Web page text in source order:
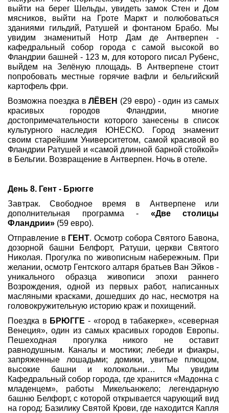
выйти на берег Шельды, увидеть замок Стен и Дом
мясников, выйти на Гроте Маркт и полюбоваться
зданиями гильдий, Ратушей и фонтаном Брабо. Мы
увидим знаменитый Нотр Дам де Антверпен -
кафедральный собор города с самой высокой во
Фландрии башней - 123 м, для которого писал Рубенс,
выйдем на Зелёную площадь. В Антверпене стоит
попробовать местные горячие вафли и бельгийский
картофель фри.
Возможна поездка вЛЁВЕН (29 евро) - один из самых
красивых городов Фландрии, многие
достопримечательности которого занесены в список
культурного наследия ЮНЕСКО. Город знаменит
своим старейшим Университетом, самой красивой во
Фландрии Ратушей и «самой длинной барной стойкой»
в Бельгии. Возвращение в Антверпен. Ночь в отеле.
День 8. Гент - Брюгге
Завтрак. Свободное время в Антверпене или
дополнительная программа - «Две столицы
Фландрии» (59 евро).
Отправление в ГЕНТ. Осмотр собора Святого Бавона,
дозорной башни Белфорт, Ратуши, церкви Святого
Николая. Прогулка по живописным набережным. При
желании, осмотр Гентского алтаря братьев Ван Эйков -
уникального образца живописи эпохи раннего
Возрождения, одной из первых работ, написанных
масляными красками, дошедших до нас, несмотря на
головокружительную историю краж и похищений.
Поездка в БРЮГГЕ - «город в табакерке», «северная
Венеция», один из самых красивых городов Европы.
Пешеходная прогулка никого не оставит
равнодушным. Каналы и мостики; лебеди и фиакры,
запряженные лошадьми; домики, увитые плющом,
высокие башни и колокольни… Мы увидим
Кафедральный собор города, где хранится «Мадонна с
младенцем», работы Микельанжело; легендарную
башню Белфорт, с которой открывается чарующий вид
на город; Базилику Святой Крови, где находится Капля